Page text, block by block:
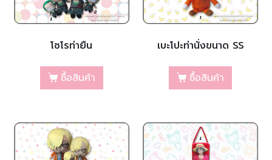
โซโรท่ายืน
ซื้อสินค้า
เบะโปะท่านั่งขนาด SS
ซื้อสินค้า